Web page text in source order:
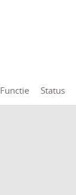
Functie Status